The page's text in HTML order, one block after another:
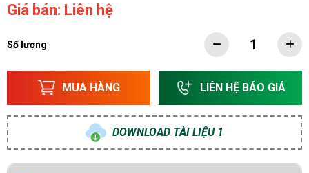
Giá bán: Liên hệ
Số lượng
MUA HÀNG LIÊN HỆ BÁO GIÁ
DOWNLOAD TÀI LIỆU 1